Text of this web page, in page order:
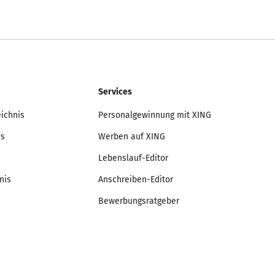
Services
Personalgewinnung mit XING
Werben auf XING
Lebenslauf-Editor
Anschreiben-Editor
Bewerbungsratgeber